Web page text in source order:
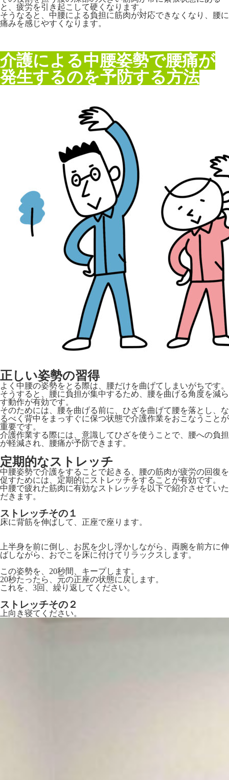
と、疲労を引き起こして硬くなります。
そうなると、中腰による負担に筋肉が対応できなくなり、腰に
痛みを感じやすくなります。
介護による中腰姿勢で腰痛が
発生するのを予防する方法
正しい姿勢の習得
よく中腰の姿勢をとる際は、腰だけを曲げてしまいがちです。
そうすると、腰に負担が集中するため、腰を曲げる角度を減ら
す動作が有効です。
そのためには、腰を曲げる前に、ひざを曲げて腰を落とし、な
るべく背中をまっすぐに保つ状態で介護作業をおこなうことが
重要です。
介護作業する際には、意識してひざを使うことで、腰への負担
が軽減され、腰痛が予防できます。
定期的なストレッチ
中腰姿勢で介護をすることで起きる、腰の筋肉が疲労の回復を
促すためには、定期的にストレッチをすることが有効です。
中腰で疲れた筋肉に有効なストレッチを以下で紹介させていた
だきます。
ストレッチその１
床に背筋を伸ばして、正座で座ります。
上半身を前に倒し、お尻を少し浮かしながら、両腕を前方に伸
ばしながら、おでこを床に付けてリラックスします。
この姿勢を、20秒間、キープします。
20秒たったら、元の正座の状態に戻します。
これを、3回、繰り返してください。
ストレッチその２
上向き寝てください。